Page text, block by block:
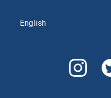
English